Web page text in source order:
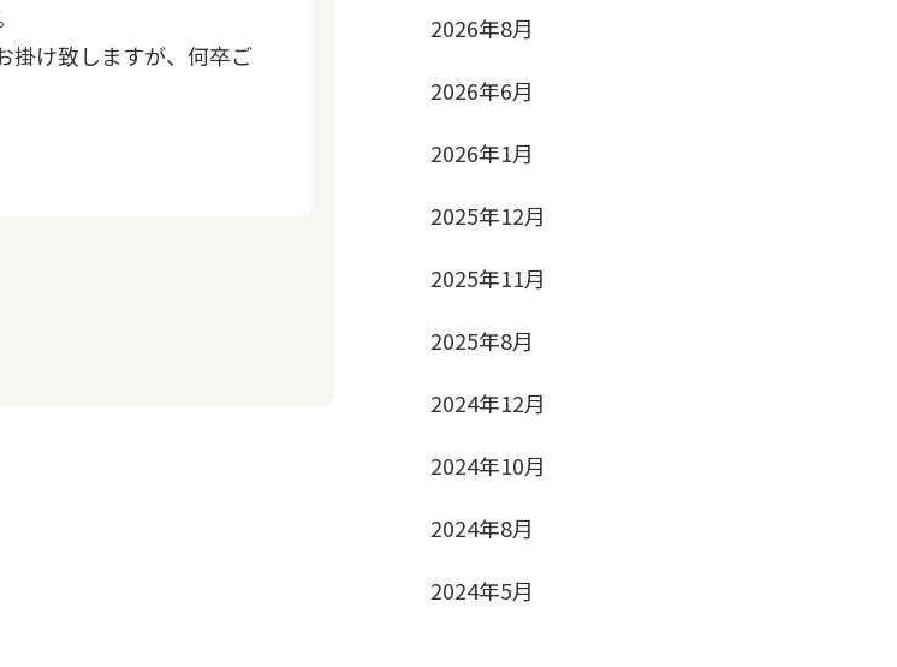
掛け致しますが、何卒ご
2026年8月
2026年6月
2026年1月
2025年12月
2025年11月
2025年8月
2024年12月
2024年10月
2024年8月
2024年5月